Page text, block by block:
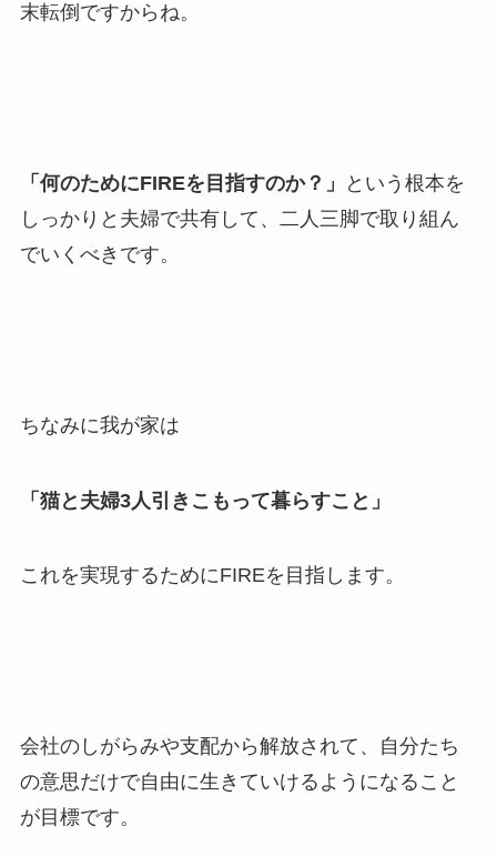
末転倒ですからね。
「何のためにFIREを目指すのか？」
という根本を
しっかりと夫婦で共有して、二人三脚で取り組ん
でいくべきです。
ちなみに我が家は
「猫と夫婦3人引きこもって暮らすこと」
これを実現するためにFIREを目指します。
会社のしがらみや支配から解放されて、自分たち
の意思だけで自由に生きていけるようになること
が目標です。